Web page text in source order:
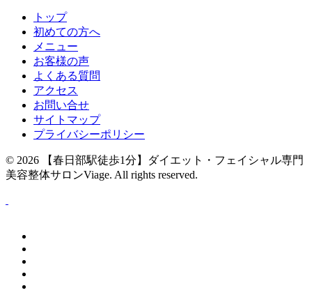
トップ
初めての方へ
メニュー
お客様の声
よくある質問
アクセス
お問い合せ
サイトマップ
プライバシーポリシー
© 2026
【春日部駅徒歩1分】ダイエット・フェイシャル専門
美容整体サロンViage. All rights reserved.